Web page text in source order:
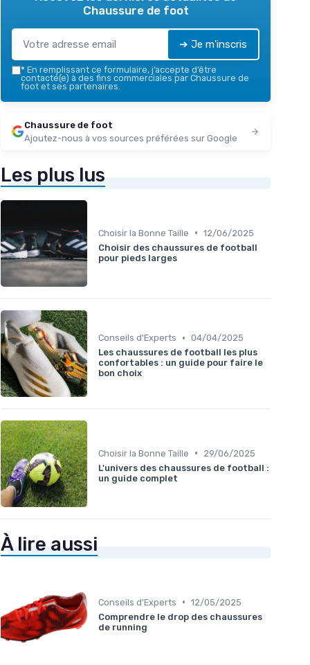
Chaussure de foot
➔ Je m'inscris
* En remplissant ce formulaire, j’accepte d’être
contacté(e) à des fins commerciales par Chaussure de
foot et ses partenaires.
Chaussure de foot
Ajoutez-nous à vos sources préférées sur Google
Les plus lus
Choisir la Bonne Taille • 12/06/2025
Choisir des chaussures de football
pour pieds larges
Conseils d'Experts • 04/04/2025
Les chaussures de football les plus
confortables : un guide pour faire le
bon choix
Choisir la Bonne Taille •
29/06/2025
L'univers des chaussures de football :
un guide complet
À lire aussi
Conseils d'Experts • 12/05/2025
Comprendre le drop des chaussures
de running